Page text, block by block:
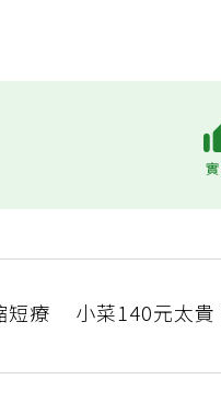
短療
小菜140元太